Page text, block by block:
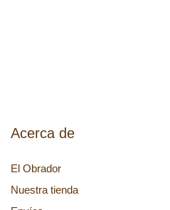
Acerca de
El Obrador
Nuestra tienda